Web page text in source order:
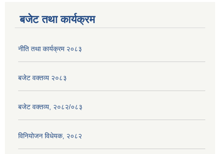
बजेट तथा कार्यक्रम
नीति तथा कार्यक्रम २०८३
बजेट वक्तव्य २०८३
बजेट वक्तव्य, २०८२/०८३
विनियोजन विधेयक, २०८२